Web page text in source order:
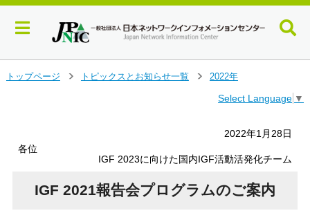
トップページ
トピックスとお知らせ一覧
2022年
Select Language ▼
2022年1月28日
各位
IGF 2023に向けた国内IGF活動活発化チーム
IGF 2021報告会プログラムのご案内